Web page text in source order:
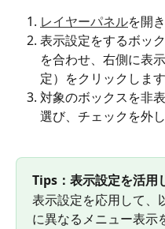
レイヤーパネルを開
表示設定をするボッ
を合わせ、右側に表
定）をクリックします
対象のボックスを非
選び、チェックを外し
Tips：表示設定を活用
表示設定を応用して、
に異なるメニュー表示